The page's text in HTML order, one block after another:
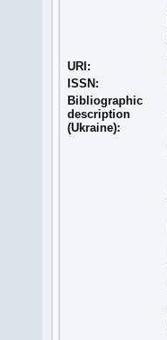
URI:
ISSN:
Bibliographic
description
(Ukraine):